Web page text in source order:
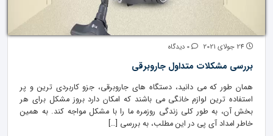
بررسی مشکلات متداول جاروبرقی
همان طور که می دانید، دستگاه های جاروبرقی، جزو کاربردی ترین و پر
استفاده ترین لوازم خانگی می باشند که امکان دارد بروز مشکل برای هر
بخش آن، به طور کلی زندگی روزمره ما را با مشکل مواجه کند. به همین
خاطر امداد آی پی در این مطلب، به بررسی […]